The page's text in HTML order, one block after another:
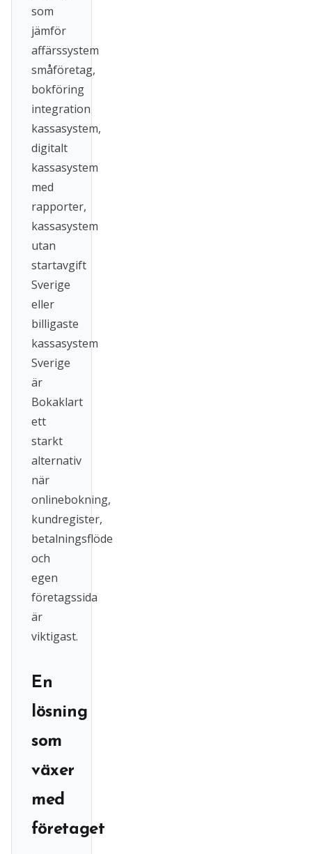
som
jämför
affärssystem
småföretag,
bokföring
integration
kassasystem,
digitalt
kassasystem
med
rapporter,
kassasystem
utan
startavgift
Sverige
eller
billigaste
kassasystem
Sverige
är
Bokaklart
ett
starkt
alternativ
när
onlinebokning,
kundregister,
betalningsflöde
och
egen
företagssida
är
viktigast.
En
lösning
som
växer
med
företaget